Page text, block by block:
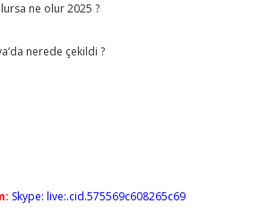
ne olur 2025 ?
nerede çekildi ?
Skype: live:.cid.575569c608265c69